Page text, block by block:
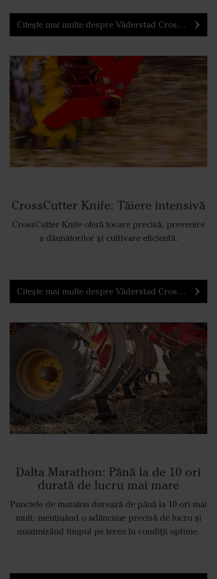
Citește mai multe despre Väderstad CrossCutter Disc
CrossCutter Knife: Tăiere intensivă
CrossCutter Knife oferă tocare precisă, prevenire
a dăunătorilor și cultivare eficientă.
Citește mai multe despre Väderstad CrossCutter Knife
Dalta Marathon: Până la de 10 ori
durată de lucru mai mare
Punctele de maraton durează de până la 10 ori mai
mult, menținând o adâncime precisă de lucru și
maximizând timpul pe teren în condiții optime.